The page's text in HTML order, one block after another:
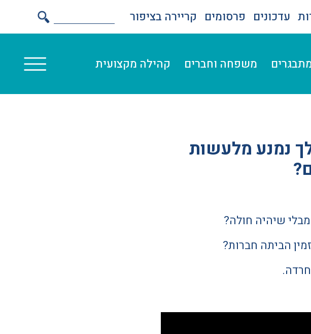
עדכונים פרסומים קריירה בציפור
משפחה וחברים קהילה מקצועית
נמנע מלעשות
מבלי שיהיה חולה?
הביתה חברות?